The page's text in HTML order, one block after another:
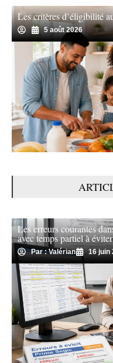
Les critères d’éligibilité
5 août 2026
Les erreurs courantes
avec temps partiel à éviter
Par : Valérian 16 juin